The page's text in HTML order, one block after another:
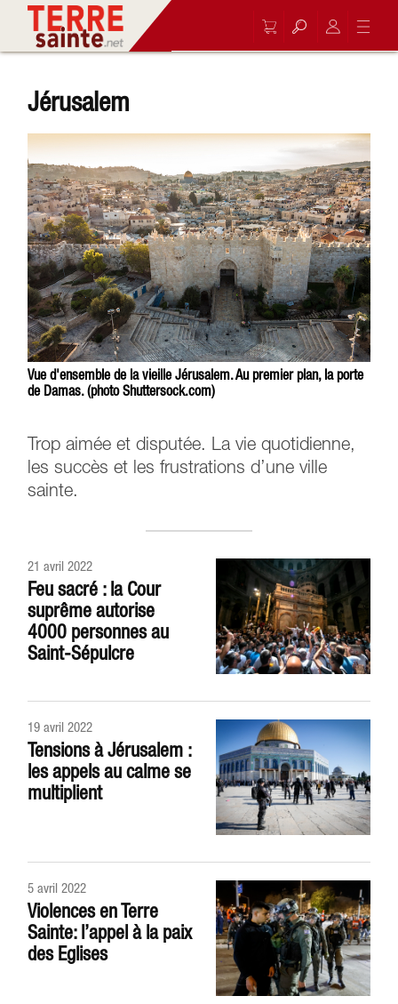
Jérusalem
Vue d'ensemble de la vieille Jérusalem. Au premier plan, la porte
de Damas. (photo Shuttersock.com)
Trop aimée et disputée. La vie quotidienne,
les succès et les frustrations d’une ville
sainte.
21 avril 2022
Feu sacré : la Cour
suprême autorise
4000 personnes au
Saint-Sépulcre
19 avril 2022
Tensions à Jérusalem :
les appels au calme se
multiplient
5 avril 2022
Violences en Terre
Sainte: l’appel à la paix
des Eglises